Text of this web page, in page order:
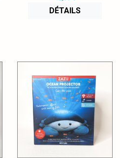
DÉTAILS